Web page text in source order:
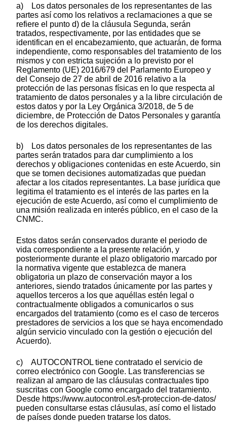
a) Los datos personales de los representantes de las
partes así como los relativos a reclamaciones a que se
refiere el punto d) de la cláusula Segunda, serán
tratados, respectivamente, por las entidades que se
identifican en el encabezamiento, que actuarán, de forma
independiente, como responsables del tratamiento de los
mismos y con estricta sujeción a lo previsto por el
Reglamento (UE) 2016/679 del Parlamento Europeo y
del Consejo de 27 de abril de 2016 relativo a la
protección de las personas físicas en lo que respecta al
tratamiento de datos personales y a la libre circulación de
estos datos y por la Ley Orgánica 3/2018, de 5 de
diciembre, de Protección de Datos Personales y garantía
de los derechos digitales.
b) Los datos personales de los representantes de las
partes serán tratados para dar cumplimiento a los
derechos y obligaciones contenidas en este Acuerdo, sin
que se tomen decisiones automatizadas que puedan
afectar a los citados representantes. La base jurídica que
legitima el tratamiento es el interés de las partes en la
ejecución de este Acuerdo, así como el cumplimiento de
una misión realizada en interés público, en el caso de la
CNMC.
Estos datos serán conservados durante el periodo de
vida correspondiente a la presente relación, y
posteriormente durante el plazo obligatorio marcado por
la normativa vigente que establezca de manera
obligatoria un plazo de conservación mayor a los
anteriores, siendo tratados únicamente por las partes y
aquellos terceros a los que aquéllas estén legal o
contractualmente obligados a comunicarlos o sus
encargados del tratamiento (como es el caso de terceros
prestadores de servicios a los que se haya encomendado
algún servicio vinculado con la gestión o ejecución del
Acuerdo).
c) AUTOCONTROL tiene contratado el servicio de
correo electrónico con Google. Las transferencias se
realizan al amparo de las cláusulas contractuales tipo
suscritas con Google como encargado del tratamiento.
Desde https://www.autocontrol.es/t-proteccion-de-datos/
pueden consultarse estas cláusulas, así como el listado
de países donde pueden tratarse los datos.